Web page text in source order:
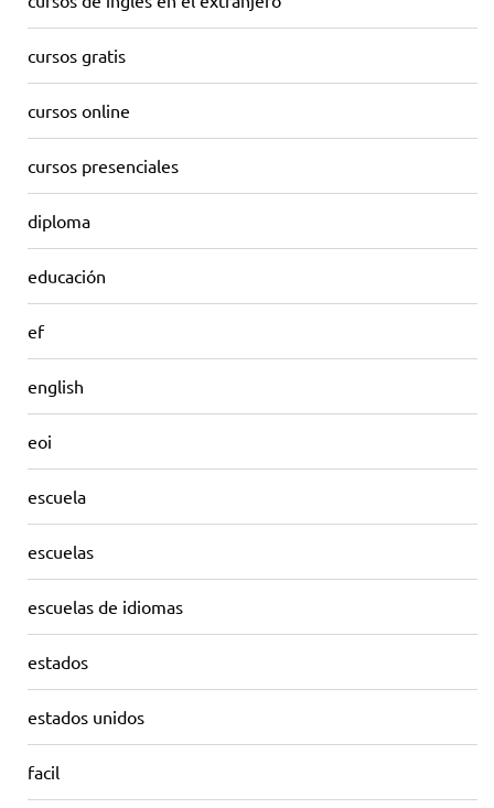
cursos gratis
cursos online
cursos presenciales
diploma
educación
ef
english
eoi
escuela
escuelas
escuelas de idiomas
estados
estados unidos
facil